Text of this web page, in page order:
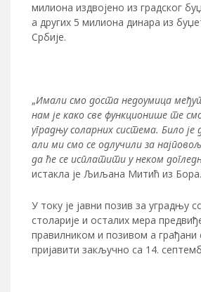
милиона издвојено из градског
а других 5 милиона динара из
Србије.
„Имали смо доста недоумица
нам је како све функционише те
уградњу соларних система. Било
али ми смо се одлучили за
да ће се исплатити у неком
истакла је Љиљана Митић из Бора.
У току је јавни позив за уградњу
столарије и осталих мера
правилником и позивом а грађани
пријавити закључно са 14.